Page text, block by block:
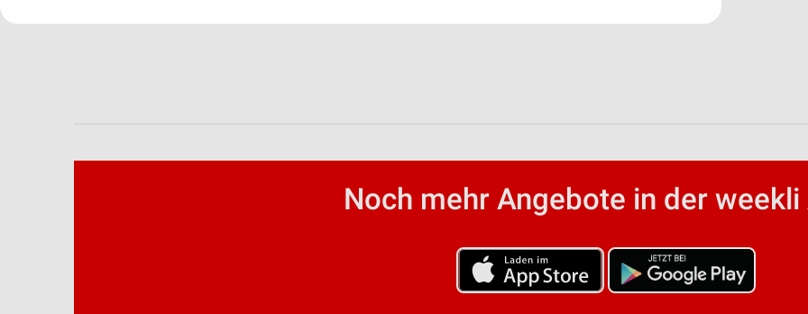
Noch mehr Angebote in der weekli
Analyse von Zielgruppen durch Statistiken oder Kombinationen von Daten aus verschiedenen